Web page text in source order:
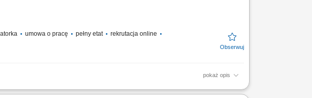
umowa o pracę pełny etat
rekrutacja online
pokaż opis
oraz koordynacja pracy brygady; Praca na podstawie dokumentacji